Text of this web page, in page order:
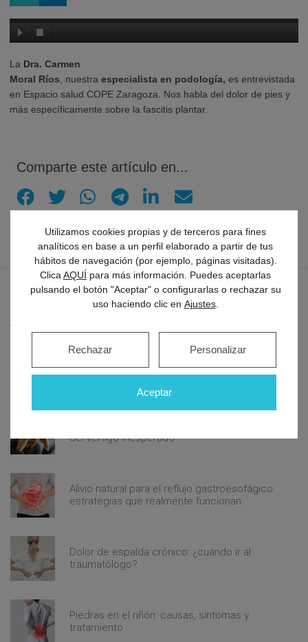
La Dra. Carmen
Moral Ríos , nuestra especialista en podología, es entrevistada
en Espacio salud COPE Zaragoza. Nos habla del dolor de pies y
más específicamente sobre la fascitis plantar.
Comparte este artículo en...
Últimos artículos
tu visión y cómo detectarlas a tiempo
del vértigo inesperado
Alivio natural para el reflujo gastroesofágico:
estrategias que realmente funcionan
Dolor de espalda crónico: ¿cuándo ir al
traumatólogo?
Piedras en el riñón: causas, síntomas y
tratamiento
Utilizamos cookies propias y de terceros para fines
analíticos en base a un perfil elaborado a partir de tus
hábitos de navegación (por ejemplo, páginas visitadas).
Clica AQUÍ para más información. Puedes aceptarlas
pulsando el botón "Aceptar" o configurarlas o rechazar su
uso haciendo clic en Ajustes.
Aceptar
Rechazar Personalizar